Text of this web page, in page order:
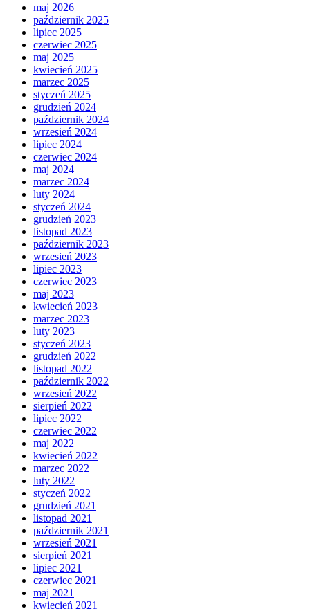
maj 2026
październik 2025
lipiec 2025
czerwiec 2025
maj 2025
kwiecień 2025
marzec 2025
styczeń 2025
grudzień 2024
październik 2024
wrzesień 2024
lipiec 2024
czerwiec 2024
maj 2024
marzec 2024
luty 2024
styczeń 2024
grudzień 2023
listopad 2023
październik 2023
wrzesień 2023
lipiec 2023
czerwiec 2023
maj 2023
kwiecień 2023
marzec 2023
luty 2023
styczeń 2023
grudzień 2022
listopad 2022
październik 2022
wrzesień 2022
sierpień 2022
lipiec 2022
czerwiec 2022
maj 2022
kwiecień 2022
marzec 2022
luty 2022
styczeń 2022
grudzień 2021
listopad 2021
październik 2021
wrzesień 2021
sierpień 2021
lipiec 2021
czerwiec 2021
maj 2021
kwiecień 2021